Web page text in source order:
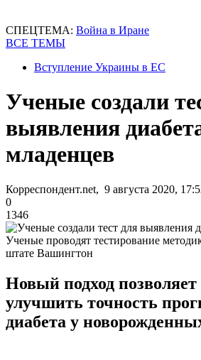
СПЕЦТЕМА: Война в Иране
ВСЕ ТЕМЫ
Вступление Украины в ЕС
Ученые создали
выявления
младенцев
Корреспондент.net, 9 августа 2020,
0
1346
Ученые проводят тестирование
штате Вашингтон
Новый подход позволяет
улучшить точность
диабета у